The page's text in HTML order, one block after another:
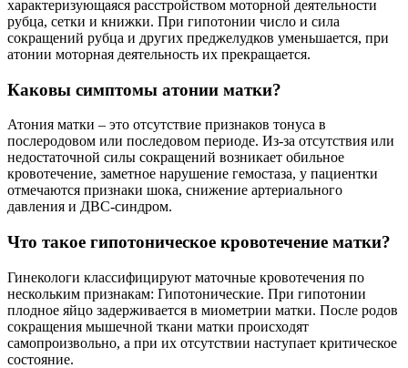
характеризующаяся расстройством моторной деятельности
рубца, сетки и книжки. При гипотонии число и сила
сокращений рубца и других преджелудков уменьшается, при
атонии моторная деятельность их прекращается.
Каковы симптомы атонии матки?
Атония матки – это отсутствие признаков тонуса в
послеродовом или последовом периоде. Из-за отсутствия или
недостаточной силы сокращений возникает обильное
кровотечение, заметное нарушение гемостаза, у пациентки
отмечаются признаки шока, снижение артериального
давления и ДВС-синдром.
Что такое гипотоническое кровотечение матки?
Гинекологи классифицируют маточные кровотечения по
нескольким признакам: Гипотонические. При гипотонии
плодное яйцо задерживается в миометрии матки. После родов
сокращения мышечной ткани матки происходят
самопроизвольно, а при их отсутствии наступает критическое
состояние.